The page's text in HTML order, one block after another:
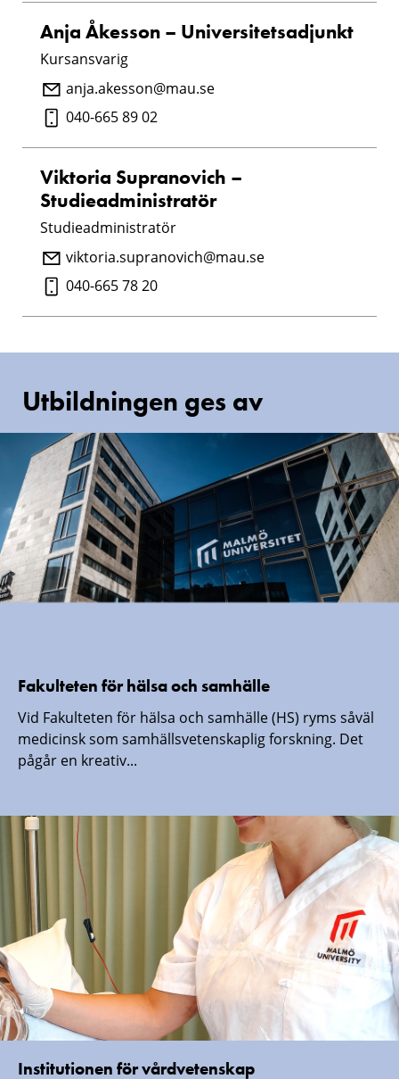
Anja Åkesson – Universitetsadjunkt
Kursansvarig
anja.akesson@mau.se
040-665 89 02
Viktoria Supranovich –
Studieadministratör
Studieadministratör
viktoria.supranovich@mau.se
040-665 78 20
Utbildningen ges av
Fakulteten för hälsa och samhälle
Vid Fakulteten för hälsa och samhälle (HS) ryms såväl
medicinsk som samhällsvetenskaplig forskning. Det
pågår en kreativ...
Institutionen för vårdvetenskap